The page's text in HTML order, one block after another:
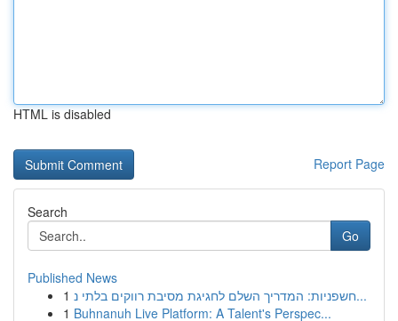
HTML is disabled
Report Page
Search
Go
Published News
1
חשפניות: המדריך השלם לחגיגת מסיבת רווקים בלתי נ...
1 Buhnanuh Live Platform: A Talent's Perspec...